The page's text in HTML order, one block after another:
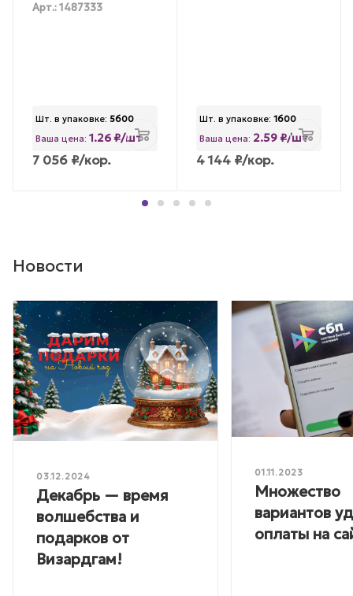
Арт.: 1487333
Шт. в упаковке: 5600
Ваша цена: 1.26 ₽/шт
7 056 ₽/кор.
Шт. в упаковке: 1600
Ваша цена: 2.59 ₽/шт
4 144 ₽/кор.
Новости
03.12.2024
Декабрь — время
волшебства и
подарков от
Визардгам!
01.11.2023
Множество
вариантов
оплаты на